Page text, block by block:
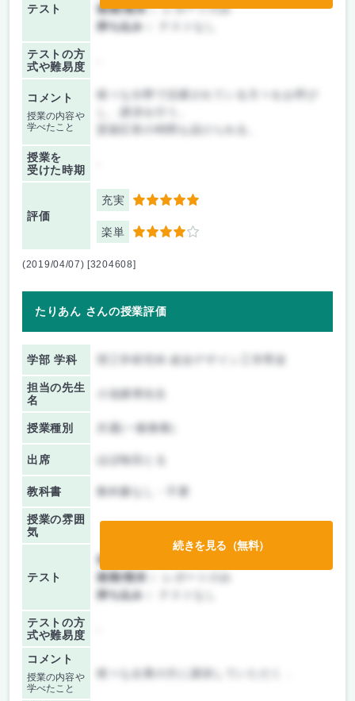
テスト
後期/期末：レポートのみ
持ち込み：
テストの方
式や難易度
コメント
授業の内容や
学べたこと
授業を
受けた時期
評価
充実 5
楽単 4
(2019/04/07) [3204608]
たりあん さんの授業評価
学部 学科
担当の先生
名
小池康博先生
授業種別 共通(一般教養)
出席 ほぼ毎回とる
教科書 教科書なし・不要
授業の雰囲
気
テスト
前期/中間：
後期/期末：
持ち込み：
テストの方
式や難易度
コメント
授業の内容や
学べたこと
続きを見る（無料）